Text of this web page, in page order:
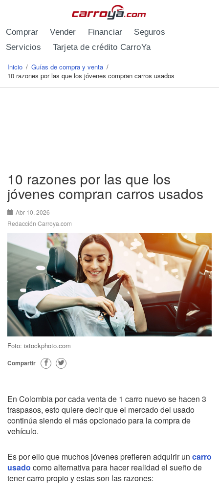
Comprar Vender Financiar
Seguros
Servicios
Tarjeta de crédito CarroYa
Se encuentra usted aquí
Inicio / Guías de compra y venta /
10 razones por las que los jóvenes compran carros usados
10 razones por las que los
jóvenes compran carros usados
Abr 10, 2026
Redacción Carroya.com
Foto: istockphoto.com
Compartir
En Colombia por cada venta de 1 carro nuevo se hacen 3
traspasos, esto quiere decir que el mercado del usado
continúa siendo el más opcionado para la compra de
vehículo.
Es por ello que muchos jóvenes prefieren adquirir un carro
usado como alternativa para hacer realidad el sueño de
tener carro propio y estas son las razones: